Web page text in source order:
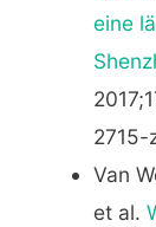
eine
2715-
Van
et al.